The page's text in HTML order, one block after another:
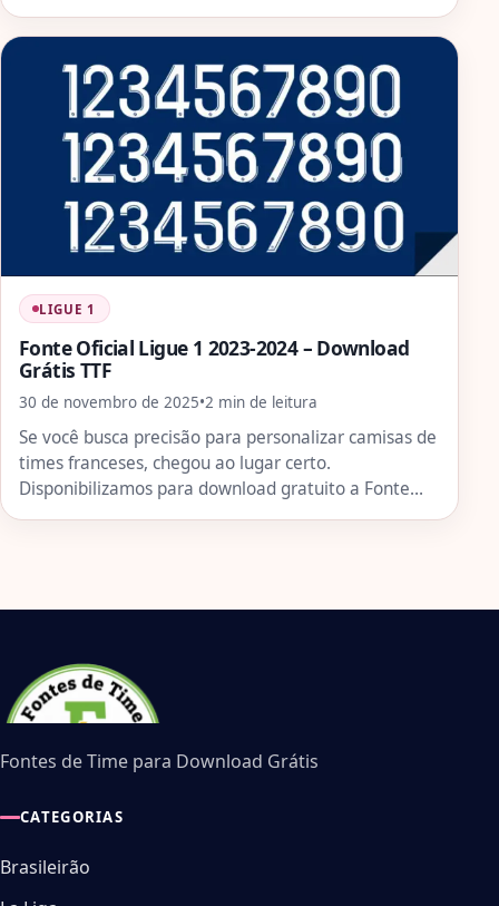
LIGUE 1
Fonte Oficial Ligue 1 2023-2024 – Download
Grátis TTF
30 de novembro de 2025•2 min de leitura
Se você busca precisão para personalizar camisas de
times franceses, chegou ao lugar certo.
Disponibilizamos para download gratuito a Fonte…
Fontes de Time para Download Grátis
CATEGORIAS
Brasileirão